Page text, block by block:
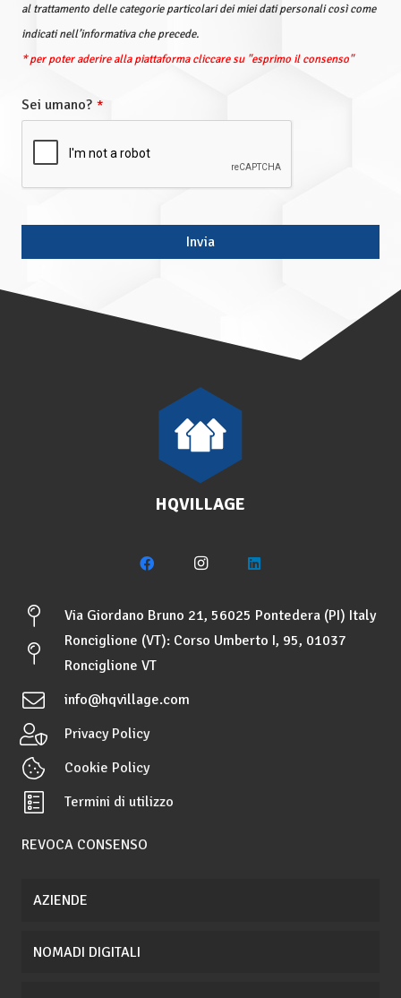
al trattamento delle categorie particolari dei miei dati personali così come
indicati nell’informativa che precede.
* per poter aderire alla piattaforma cliccare su "esprimo il consenso"
Sei umano? *
Invia
campo
HQVILLAGE
Via Giordano Bruno 21, 56025 Pontedera (PI) Italy
Ronciglione (VT): Corso Umberto I, 95, 01037
Ronciglione VT
info@hqvillage.com
Privacy Policy
Cookie Policy
Termini di utilizzo
REVOCA CONSENSO
AZIENDE
NOMADI DIGITALI